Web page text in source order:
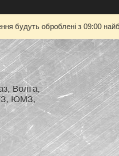
будуть оброблені з 09:00
Волга,
ЮМЗ,